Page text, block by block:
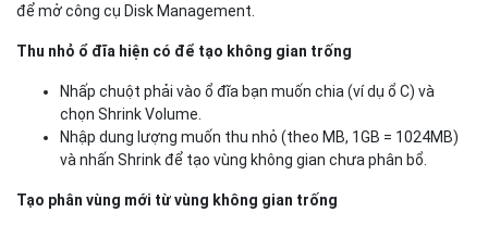
để mở công cụ Disk Management.
Thu nhỏ ổ đĩa hiện có để tạo không gian trống
Nhấp chuột phải vào ổ đĩa bạn muốn chia (ví dụ ổ C) và
chọn Shrink Volume.
Nhập dung lượng muốn thu nhỏ (theo MB, 1GB = 1024MB)
và nhấn Shrink để tạo vùng không gian chưa phân bổ.
Tạo phân vùng mới từ vùng không gian trống